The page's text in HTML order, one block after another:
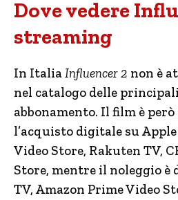
Dove vedere
streaming
In ItaliaInfluencer 2 non è
nel catalogo delle
abbonamento. Il film è
l’acquisto digitale su
Video Store, Rakuten TV,
Store, mentre il noleggio è
TV, Amazon Prime Video